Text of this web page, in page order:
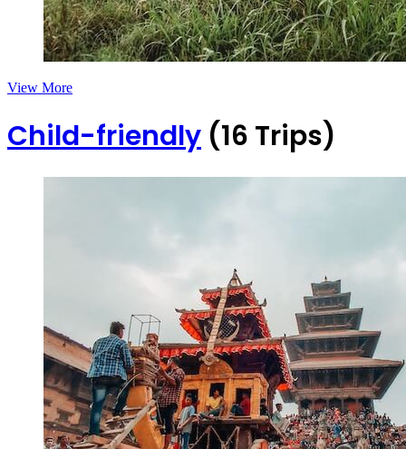
View More
Child-friendly (16 Trips)